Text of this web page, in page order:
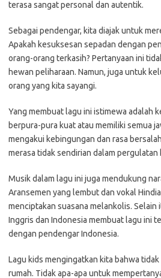
terasa sangat personal dan autentik.
Sebagai pendengar, kita diajak untuk
Apakah kesuksesan sepadan dengan
orang-orang terkasih? Pertanyaan ini
hewan peliharaan. Namun, juga untuk
orang yang kita sayangi.
Yang membuat lagu ini istimewa adalah
berpura-pura kuat atau memiliki semua
mengakui kebingungan dan rasa
merasa tidak sendirian dalam pergulatan
Musik dalam lagu ini juga mendukung
Aransemen yang lembut dan vokal
menciptakan suasana melankolis. Selain
Inggris dan Indonesia membuat lagu ini
dengan pendengar Indonesia.
Lagu kids mengingatkan kita bahwa
rumah. Tidak apa-apa untuk